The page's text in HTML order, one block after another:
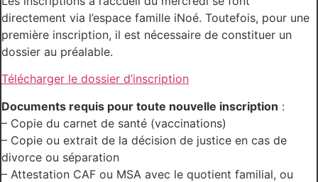
directement via l’espace famille iNoé. Toutefois, pour une
première inscription, il est nécessaire de constituer un
dossier au préalable.
Télécharger le dossier d’inscription
Documents requis pour toute nouvelle inscription :
– Copie du carnet de santé (vaccinations)
– Copie ou extrait de la décision de justice en cas de
divorce ou séparation
– Attestation CAF ou MSA avec le quotient familial, ou